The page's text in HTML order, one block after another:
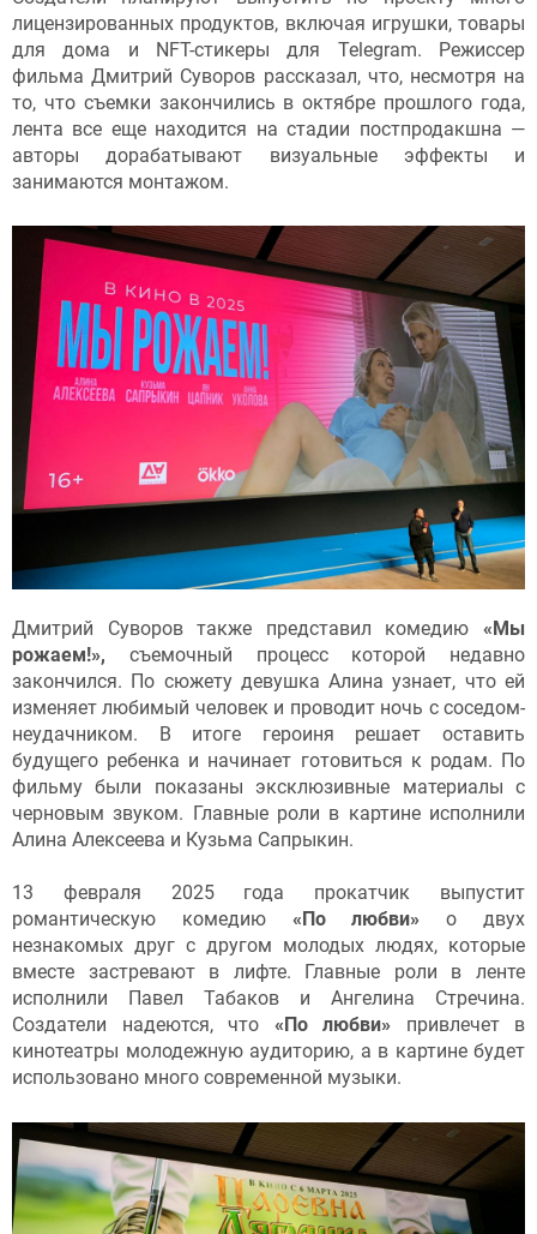
лицензированных продуктов, включая игрушки, товары
для дома и NFT-стикеры для Telegram. Режиссер
фильма Дмитрий Суворов рассказал, что, несмотря на
то, что съемки закончились в октябре прошлого года,
лента все еще находится на стадии постпродакшна —
авторы дорабатывают визуальные эффекты и
занимаются монтажом.
Дмитрий Суворов также представил комедию «Мы
рожаем!», съемочный процесс которой недавно
закончился. По сюжету девушка Алина узнает, что ей
изменяет любимый человек и проводит ночь с соседом-
неудачником. В итоге героиня решает оставить
будущего ребенка и начинает готовиться к родам. По
фильму были показаны эксклюзивные материалы с
черновым звуком. Главные роли в картине исполнили
Алина Алексеева и Кузьма Сапрыкин.
13 февраля 2025 года прокатчик выпустит
романтическую комедию «По любви» о двух
незнакомых друг с другом молодых людях, которые
вместе застревают в лифте. Главные роли в ленте
исполнили Павел Табаков и Ангелина Стречина.
Создатели надеются, что «По любви» привлечет в
кинотеатры молодежную аудиторию, а в картине будет
использовано много современной музыки.